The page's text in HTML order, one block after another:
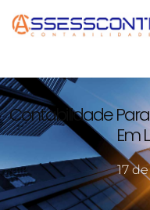
Contabilidade Para
Em
17